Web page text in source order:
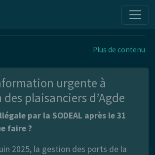
Plus de contenu
urgente à
plaisanciers d’Agde
par la SODEAL après le 31
faire ?
2025, la gestion des ports de la